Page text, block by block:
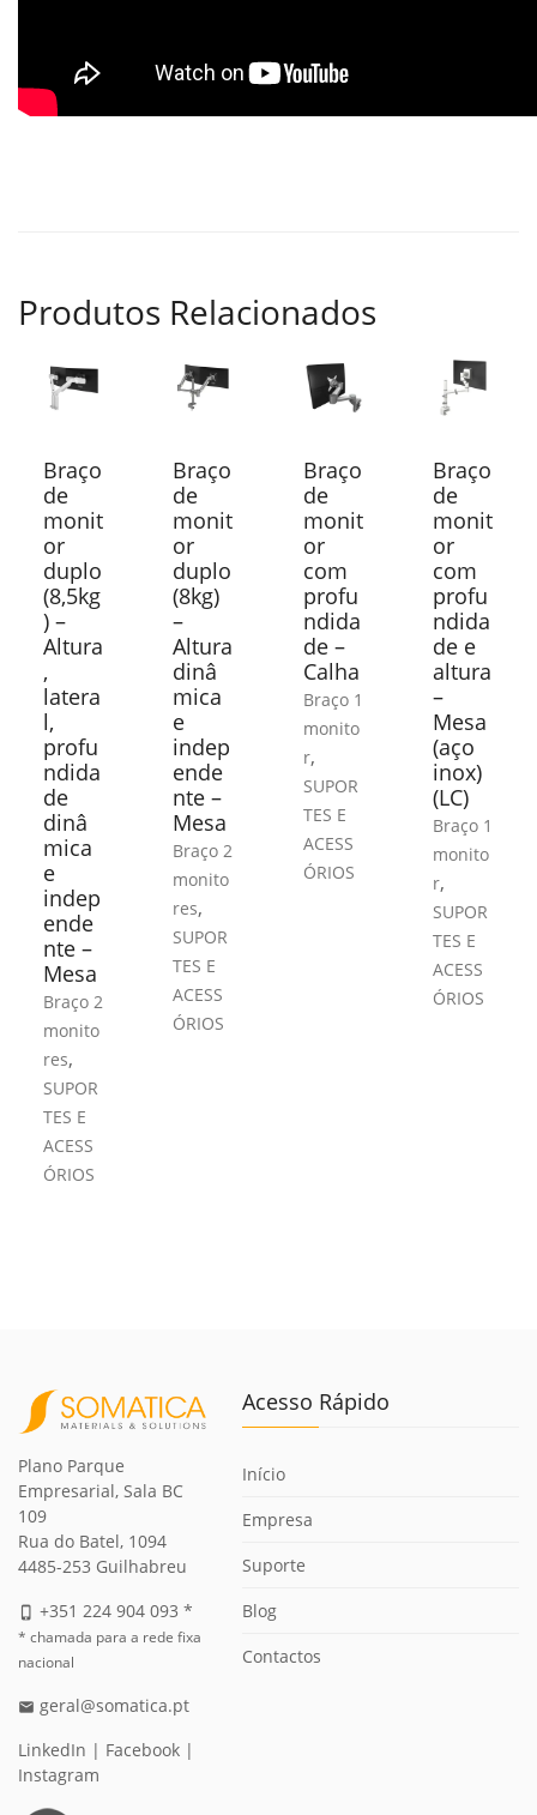
Produtos Relacionados
Braço
de
monit
or
duplo
(8,5kg
) –
Altura
,
latera
l,
profu
ndida
de
dinâ
mica
e
indep
ende
nte –
Mesa
Braço 2
monito
res,
SUPOR
TES E
ACESS
ÓRIOS
Braço
de
monit
or
duplo
(8kg)
–
Altura
dinâ
mica
e
indep
ende
nte –
Mesa
Braço 2
monito
res,
SUPOR
TES E
ACESS
ÓRIOS
Braço
de
monit
or
com
profu
ndida
de –
Calha
Braço 1
monito
r,
SUPOR
TES E
ACESS
ÓRIOS
Braço
de
monit
or
com
profu
ndida
de e
altura
–
Mesa
(aço
inox)
(LC)
Braço 1
monito
r,
SUPOR
TES E
ACESS
ÓRIOS
Plano Parque
Empresarial, Sala BC
109
Rua do Batel, 1094
4485-253 Guilhabreu
phone_iphone +351 224 904 093 *
* chamada para a rede fixa
nacional
email geral@somatica.pt
LinkedIn | Facebook |
Instagram
Acesso Rápido
Início
Empresa
Suporte
Blog
Contactos